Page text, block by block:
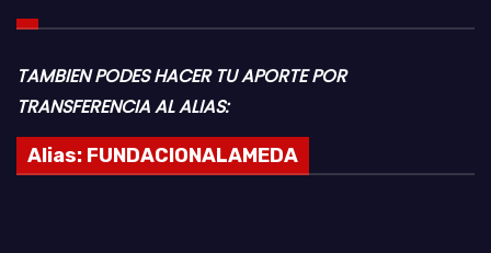
TAMBIEN PODES HACER TU APORTE POR
TRANSFERENCIA AL ALIAS:
Alias: FUNDACIONALAMEDA